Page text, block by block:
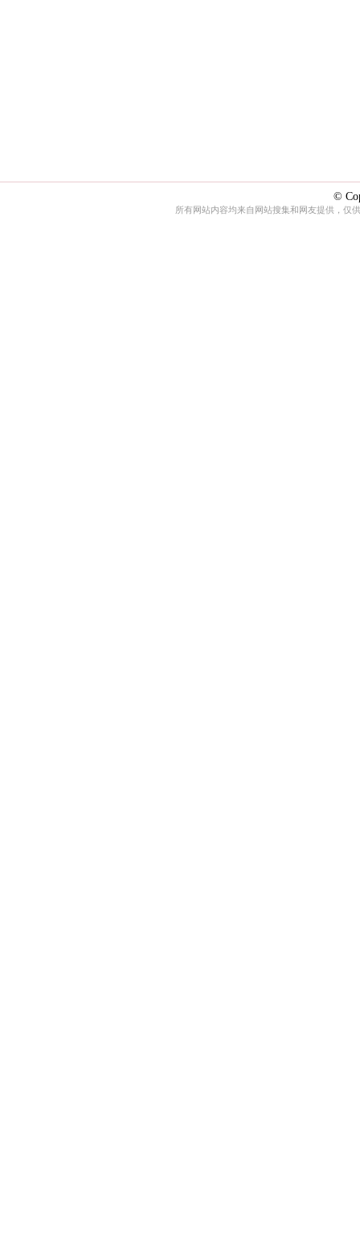
©
所有网站内容均来自网站搜集和网友提供，仅